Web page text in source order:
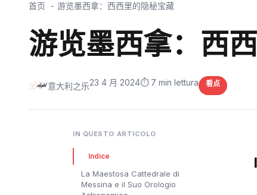
首页 游览墨西拿：西西里的隐秘宝藏
游览墨西拿：西
意大利之乐23 4 月 2024⏱️ 7 min lettura 看点
IN QUESTO ARTICOLO
Indice
La Maestosa Cattedrale di
Messina e il Suo Orologio